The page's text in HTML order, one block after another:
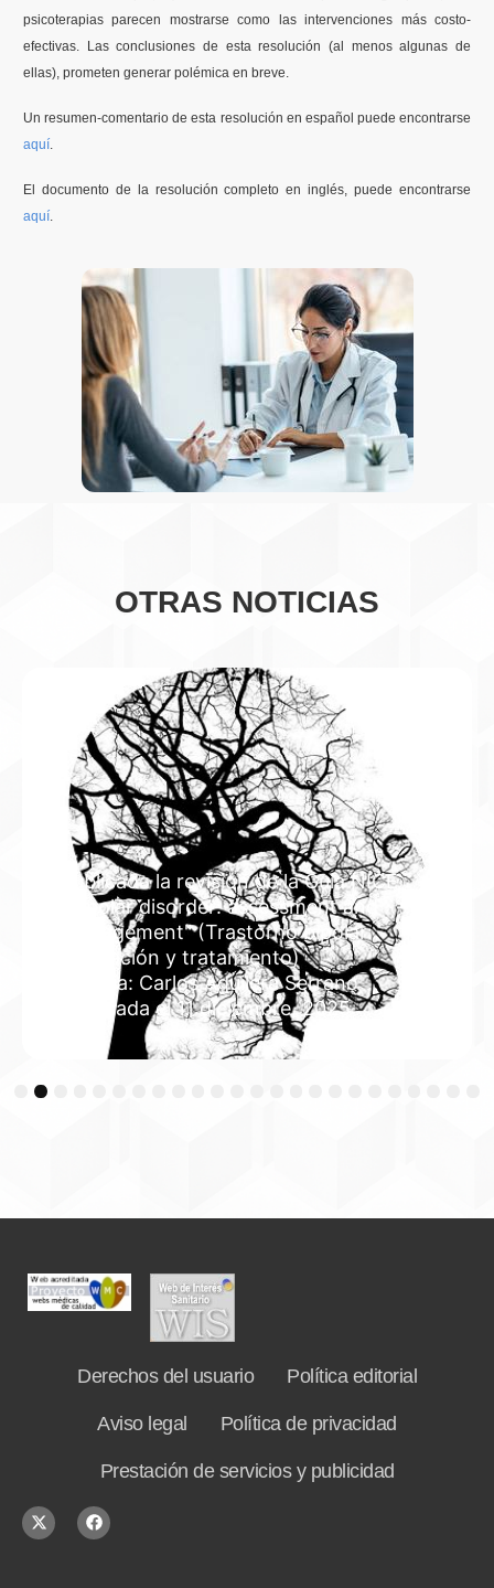
psicoterapias parecen mostrarse como las intervenciones más costo-
efectivas. Las conclusiones de esta resolución (al menos algunas de
ellas), prometen generar polémica en breve.
Un resumen-comentario de esta resolución en español puede encontrarse
aquí.
El documento de la resolución completo en inglés, puede encontrarse
aquí.
OTRAS NOTICIAS
Publicada la revisión de la Guía NICE
"Bipolar disorder: assessment and
management" (Trastorno bipolar:
evaluación y tratamiento)
Autoría: Carlos Aguilera Serrano
Publicada el 11 diciembre, 2025
5
Derechos del usuario Política editorial
Aviso legal Política de privacidad
Prestación de servicios y publicidad